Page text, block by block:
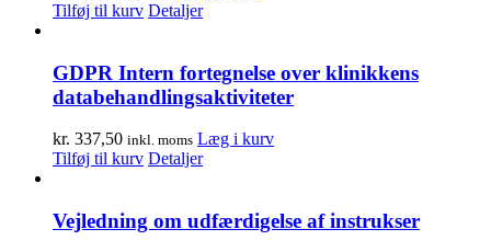
Tilføj til kurv Detaljer
GDPR Intern fortegnelse over klinikkens
databehandlingsaktiviteter
kr. 337,50 inkl. moms Læg i kurv
Tilføj til kurv Detaljer
Vejledning om udfærdigelse af instrukser